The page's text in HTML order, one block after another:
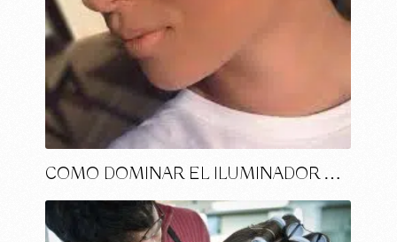
COMO DOMINAR EL ILUMINADOR …